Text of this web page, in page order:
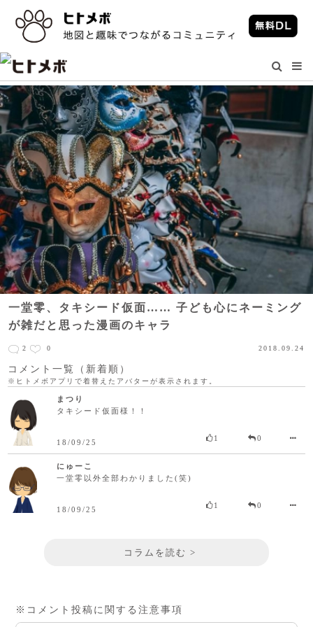
一堂零、タキシード仮面…… 子ども心にネーミング
が雑だと思った漫画のキャラ
2 0 2018.09.24
コメント一覧（新着順）
※ヒトメボアプリで着替えたアバターが表示されます。
まつり
タキシード仮面様！！
18/09/25 1 0
にゅーこ
一堂零以外全部わかりました(笑)
18/09/25 1 0
コラムを読む >
※コメント投稿に関する注意事項